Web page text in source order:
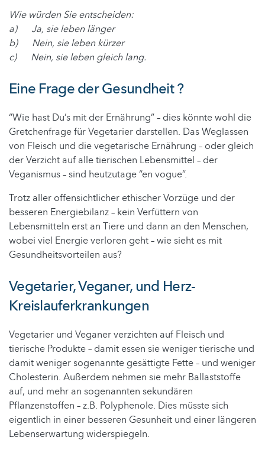
Wie würden Sie entscheiden:
a) Ja, sie leben länger
b) Nein, sie leben kürzer
c) Nein, sie leben gleich lang.
Eine Frage der Gesundheit ?
“Wie hast Du’s mit der Ernährung” – dies könnte wohl die
Gretchenfrage für Vegetarier darstellen. Das Weglassen
von Fleisch und die vegetarische Ernährung – oder gleich
der Verzicht auf alle tierischen Lebensmittel – der
Veganismus – sind heutzutage “en vogue”.
Trotz aller offensichtlicher ethischer Vorzüge und der
besseren Energiebilanz – kein Verfüttern von
Lebensmitteln erst an Tiere und dann an den Menschen,
wobei viel Energie verloren geht – wie sieht es mit
Gesundheitsvorteilen aus?
Vegetarier, Veganer, und Herz-
Kreislauferkrankungen
Vegetarier und Veganer verzichten auf Fleisch und
tierische Produkte – damit essen sie weniger tierische und
damit weniger sogenannte gesättigte Fette – und weniger
Cholesterin. Außerdem nehmen sie mehr Ballaststoffe
auf, und mehr an sogenannten sekundären
Pflanzenstoffen – z.B. Polyphenole. Dies müsste sich
eigentlich in einer besseren Gesunheit und einer längeren
Lebenserwartung widerspiegeln.